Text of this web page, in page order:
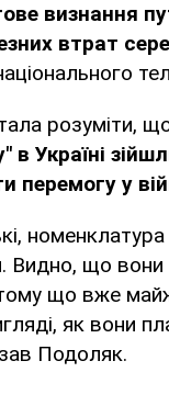
визнання
втрат
розуміти,
в Україні
перемогу у
Видно, що
що вже
як вони
Подоляк.